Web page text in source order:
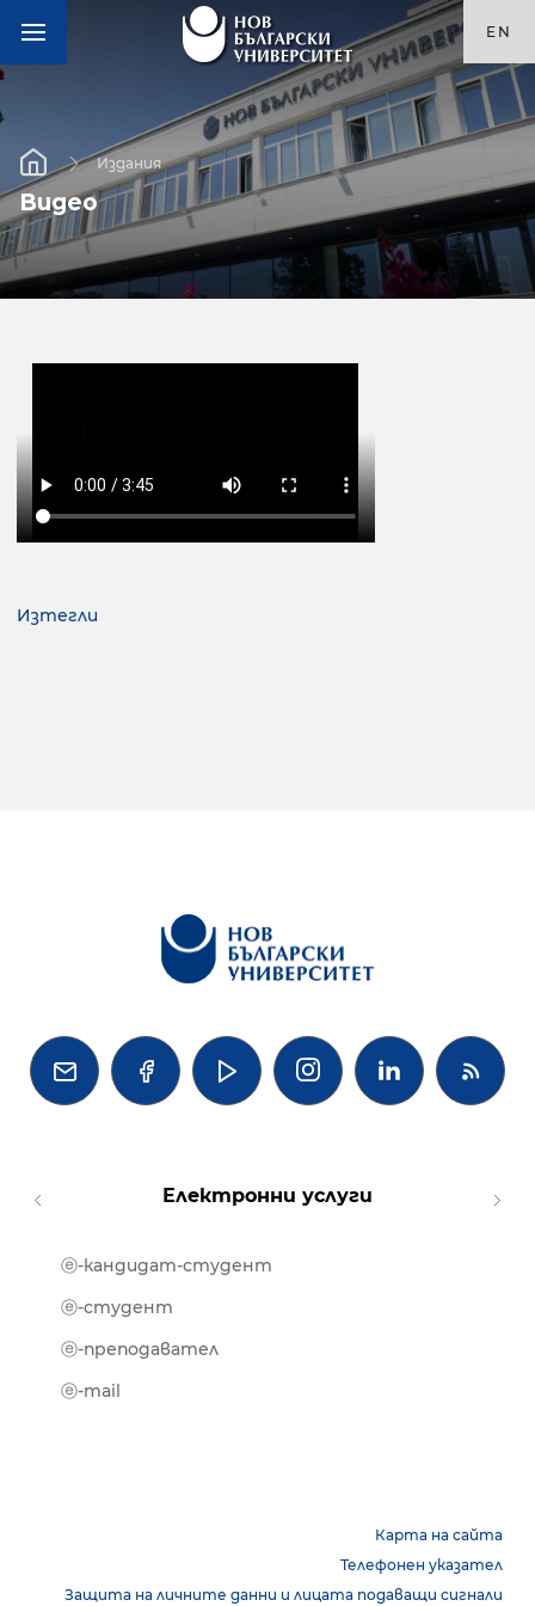
EN
Издания
Видео
Изтегли
   
Електронни услуги
ⓔ-кандидат-студент
ⓔ-студент
ⓔ-преподавател
ⓔ-mail
Карта на сайта
Телефонен указател
Защита на личните данни и лицата подаващи сигнали